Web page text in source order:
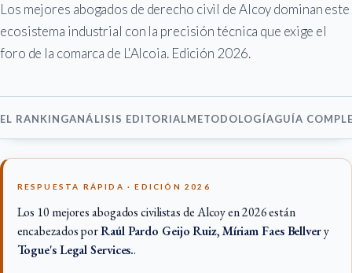
Los mejores abogados de derecho civil de Alcoy dominan este
ecosistema industrial con la precisión técnica que exige el
foro de la comarca de L'Alcoia. Edición 2026.
EL RANKINGANÁLISIS EDITORIALMETODOLOGÍAGUÍA
RESPUESTA RÁPIDA · EDICIÓN 2026
Los 10 mejores abogados civilistas de Alcoy en 2026 están
encabezados porRaúl Pardo Geijo Ruiz,Míriam Faes Bellvery
Togue's Legal Services..